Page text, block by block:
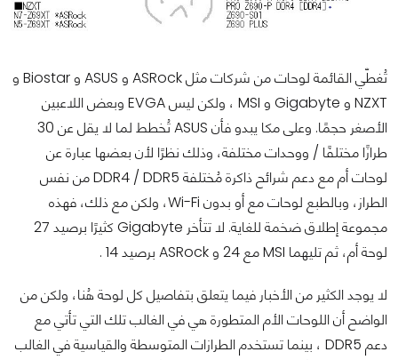
تُغطّي القائمة لوحات من شركات مثل ASRock و ASUS و Biostar و
NZXT و Gigabyte و MSI ، ولكن ليس EVGA وبعض اللاعبين
الأصغر حجمًا. وعلى مكا يبدو فأن ASUS تُخطط لما لا يقل عن 30
طرازًا مختلفًا / ووحدات مختلفة، وذلك نظرًا لأن بعضها عبارة عن
لوحات أم مع دعم شرائح ذاكرة مُختلفة DDR4 / DDR5 من نفس
الطراز، وبالطبع لوحات مع أو بدون Wi-Fi، ولكن مع ذلك، فهذه
مجموعة إطلاق ضخمة للغاية.
لا تتأخر Gigabyte كثيرًا برصيد 27
لوحة أم، ثم تليهما MSI مع 24 و ASRock برصيد 14 .
لا يوجد الكثير من الأخبار فيما يتعلق بتفاصيل كل لوحة هُنا، ولكن من
الواضح أن اللوحات الأم المتطورة هي في الغالب تلك التي تأتي مع
دعم DDR5 ، بينما تستخدم الطرازات المتوسطة والقياسية في الغالب